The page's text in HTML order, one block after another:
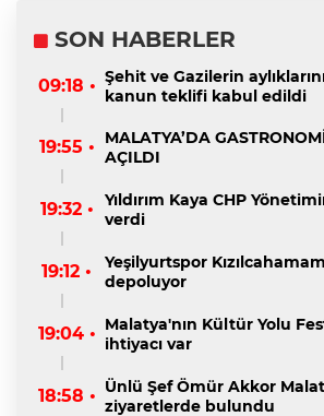
SON HABERLER
09:18 • Şehit ve Gazilerin
kanun teklifi kabul edildi
19:55 •
MALATYA’DA
AÇILDI
19:32 •
Yıldırım Kaya CHP
verdi
19:12 •
Yeşilyurtspor
depoluyor
19:04 • Malatya'nın Kültür Yolu
ihtiyacı var
18:58 • Ünlü Şef Ömür Akkor
ziyaretlerde bulundu